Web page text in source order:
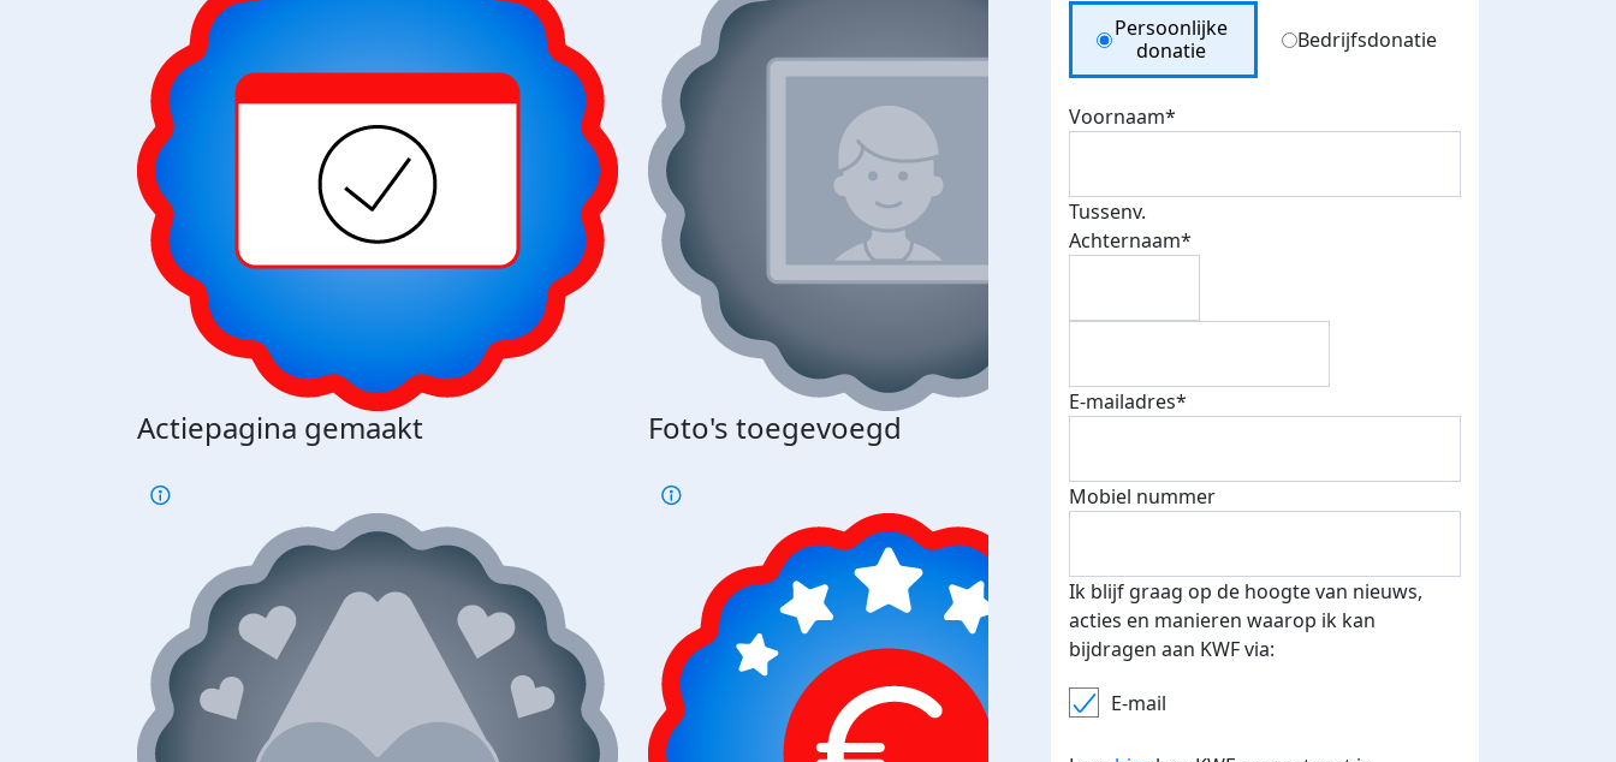
Actiepagina gemaakt Foto's toegevoegd E-mails verstuurd
Top fondsenwerver
Donation Type
Persoonlijke
donatie
Bedrijfsdonatie
Voornaam*
Tussenv.
Achternaam*
E-mailadres*
Mobiel nummer
Ik blijf graag op de hoogte van nieuws,
acties en manieren waarop ik kan
bijdragen aan KWF via:
E-mail